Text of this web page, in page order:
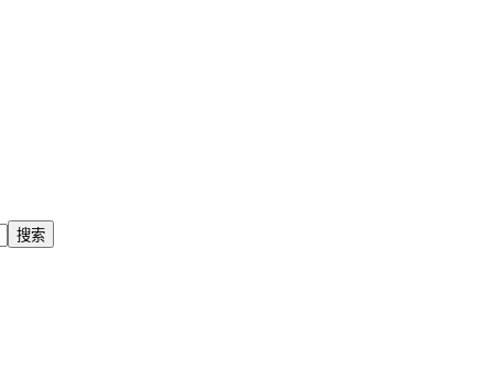
搜索